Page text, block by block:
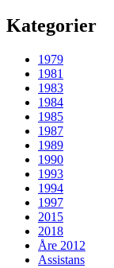
Kategorier
1979
1981
1983
1984
1985
1987
1989
1990
1993
1994
1997
2015
2018
Åre 2012
Assistans